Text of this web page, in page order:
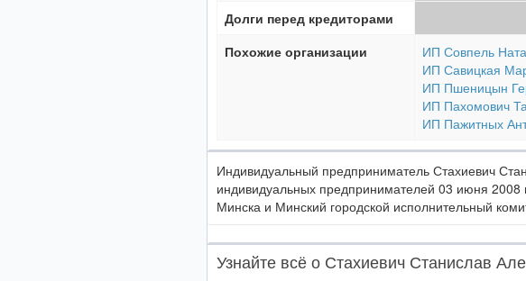
Долги перед кредиторами
Похожие организации
ИП Совпель
ИП Савицкая
ИП Пшеницын
ИП Пахомович
ИП Пажитных
Индивидуальный предприниматель Стахиевич
индивидуальных предпринимателей 03 июня
Минска и Минский городской исполнительный
Узнайте всё о Стахиевич Станислав